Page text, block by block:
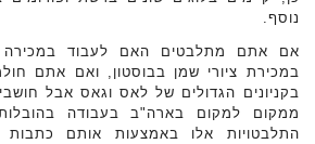
נוסף.
אם אתם מתלבטים האם לעבוד במכירה
במכירת ציורי שמן בבוסטון, ואם אתם
בקניונים הגדולים של לאס וגאס אבל
ממקום למקום בארה"ב בעבודה
התלבטויות אלו באמצעות אותם כתבות